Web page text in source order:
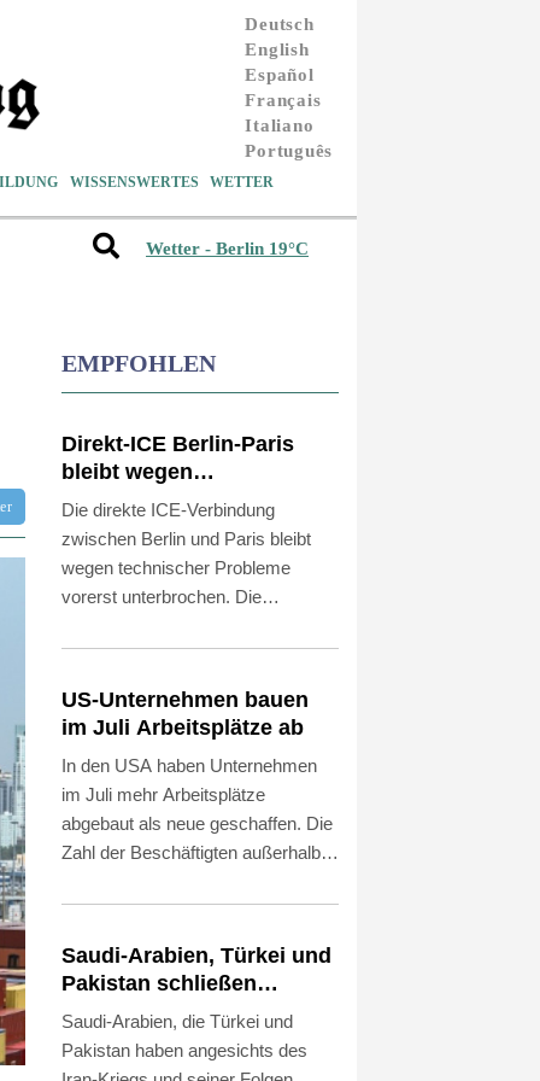
Deutsch
English
Español
Français
Italiano
Português
WISSENSWERTES WETTER
Wetter - Berlin 19°C
EMPFOHLEN
Direkt-ICE Berlin-Paris
bleibt wegen
Technikproblemen vorerst
unterbrochen
Die direkte ICE-Verbindung
zwischen Berlin und Paris bleibt
wegen technischer Probleme
vorerst unterbrochen. Die
das europäische
französischen Herstellers Alstom
verantwortlich und fordert eine
umgehende Behebung der Fehler.
Alstom erklärte am Freitagabend,
seine Teams arbeiteten "mit
Hochdruck" und eng mit der Bahn
US-Unternehmen bauen
im Juli Arbeitsplätze ab
In den USA haben Unternehmen
im Juli mehr Arbeitsplätze
abgebaut als neue geschaffen. Die
Zahl der Beschäftigten außerhalb
vergangenen Monat um 23.000,
Freitag in Washington mitteilte.
Gleichzeitig korrigierte es seine
Zahlen für Mai und Juni kräftig
nach unten. Insgesamt waren im
Saudi-Arabien, Türkei und
Pakistan schließen
inmitten von Iran-Krieg
Verteidigungsabkommen
Saudi-Arabien, die Türkei und
Pakistan haben angesichts des